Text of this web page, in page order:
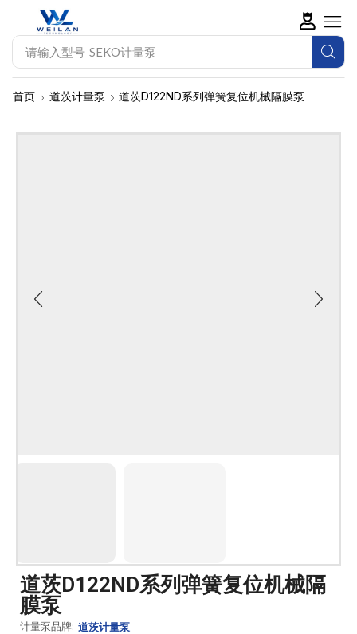
请输入型号 新道茨计量泵
首页 道茨计量泵 道茨D122ND系列弹簧复位机械隔膜泵
道茨D122ND系列弹簧复位机械隔
膜泵
计量泵品牌: 道茨计量泵